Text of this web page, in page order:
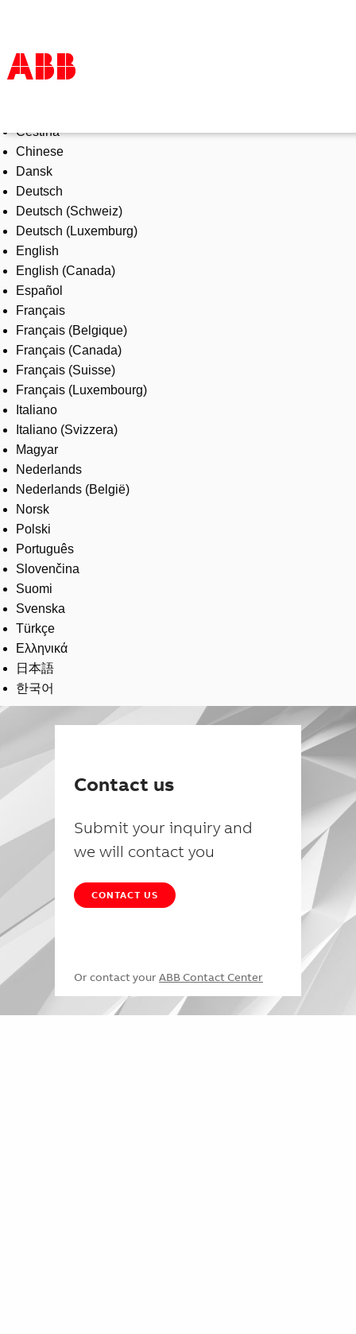
Products & Solutions
Industries
Services
About us
Where to buy
Contact us
Careers
Čeština
Chinese
Dansk
Deutsch
Deutsch (Schweiz)
Deutsch (Luxemburg)
English
English (Canada)
Español
Français
Français (Belgique)
Français (Canada)
Français (Suisse)
Français (Luxembourg)
Italiano
Italiano (Svizzera)
Magyar
Nederlands
Nederlands (België)
Norsk
Polski
Português
Slovenčina
Suomi
Svenska
Türkçe
Ελληνικά
日本語
한국어
Contact us
Submit your inquiry and
we will contact you
CONTACT US
Or contact your ABB Contact Center